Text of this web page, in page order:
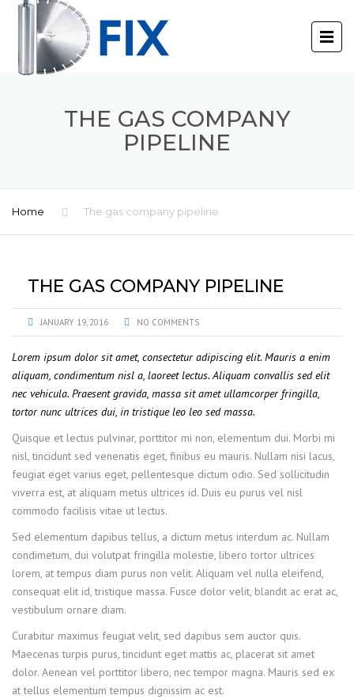
THE GAS COMPANY
PIPELINE
Home The gas company pipeline
THE GAS COMPANY PIPELINE
JANUARY 19, 2016 NO COMMENTS
Lorem ipsum dolor sit amet, consectetur adipiscing elit. Mauris a enim
aliquam, condimentum nisl a, laoreet lectus. Aliquam convallis sed elit
nec vehicula. Praesent gravida, massa sit amet ullamcorper fringilla,
tortor nunc ultrices dui, in tristique leo leo sed massa.
Quisque et lectus pulvinar, porttitor mi non, elementum dui. Morbi mi
nisl, tincidunt sed venenatis eget, finibus eu mauris. Nullam nisi lacus,
feugiat eget varius eget, pellentesque dictum odio. Sed sollicitudin
viverra est, at aliquam metus ultrices id. Duis eu purus vel nisl
commodo facilisis vitae ut lectus.
Sed elementum dapibus tellus, a dictum metus interdum ac. Nullam
condimetum, dui volutpat fringilla molestie, libero tortor ultrices
lorem, at tempus diam purus non velit. Aliquam vel nulla eleifend,
consequat elit id, tristique massa. Fusce dolor velit, blandit ac erat ac,
vestibulum ornare diam.
Curabitur maximus feugiat velit, sed dapibus sem auctor quis.
Maecenas turpis purus, tincidunt eget mattis ac, placerat sit amet
dolor. Aenean vel porttitor libero, nec tempor magna. Mauris sed ex
at tellus elementum tempus dignissim ac est.